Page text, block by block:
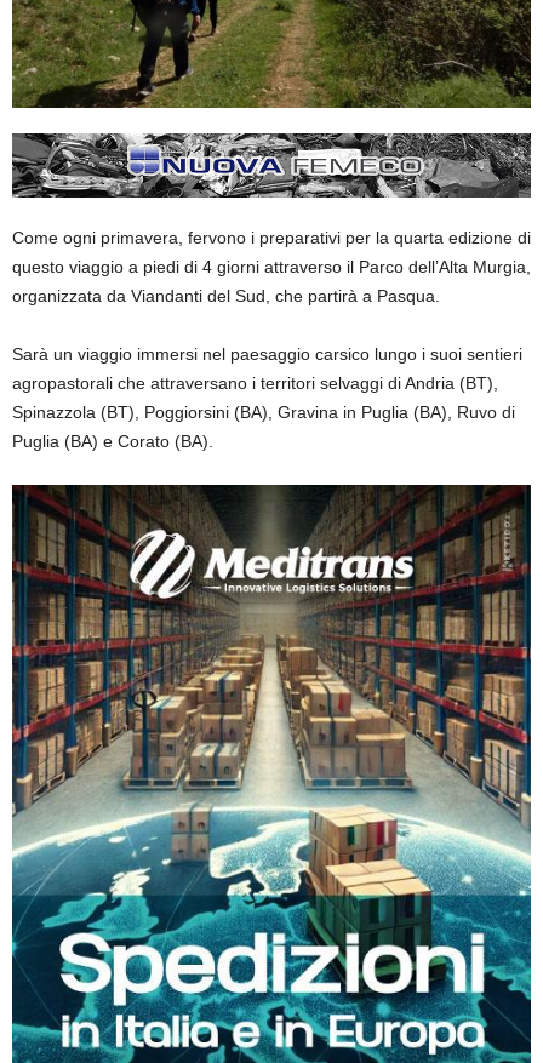
Come ogni primavera, fervono i preparativi per la quarta edizione di
questo viaggio a piedi di 4 giorni attraverso il Parco dell’Alta Murgia,
organizzata da Viandanti del Sud, che partirà a Pasqua.
Sarà un viaggio immersi nel paesaggio carsico lungo i suoi sentieri
agropastorali che attraversano i territori selvaggi di Andria (BT),
Spinazzola (BT), Poggiorsini (BA), Gravina in Puglia (BA), Ruvo di
Puglia (BA) e Corato (BA).